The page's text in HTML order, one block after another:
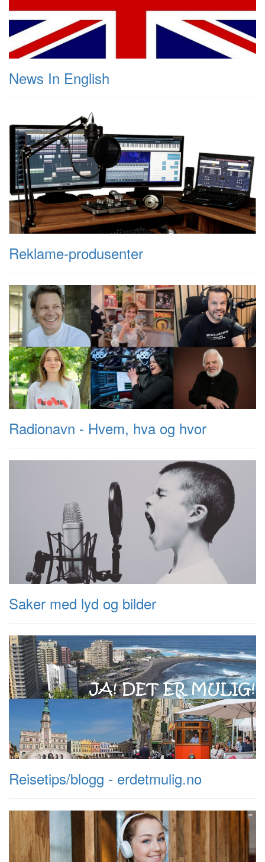
News In English
Reklame-produsenter
Radionavn - Hvem, hva og hvor
Saker med lyd og bilder
Reisetips/blogg - erdetmulig.no